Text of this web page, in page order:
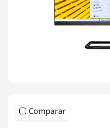
Comparar